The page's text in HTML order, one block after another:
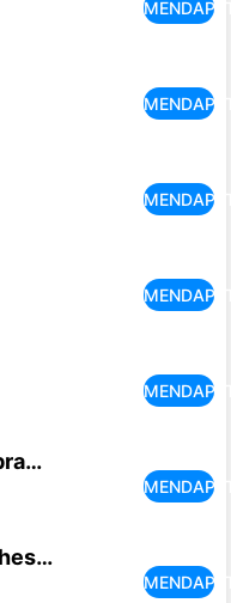
Spritmonitor: Verbrauch,Kosten
Coches.net - Coches de Ocasión